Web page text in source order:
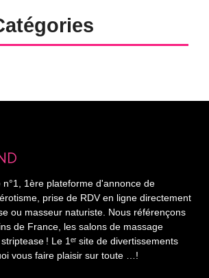
1ère plateforme d'annonce de
prise de RDV en ligne directement
ou masseur naturiste. Nous référençons
de France, les salons de massage
! Le 1ᵉʳ site de divertissements
vous faire plaisir sur toute …!